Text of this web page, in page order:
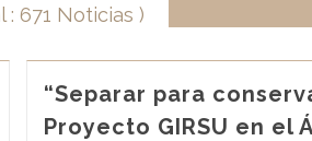
: 671 Noticias )
“Separar para
Proyecto GIRSU en el